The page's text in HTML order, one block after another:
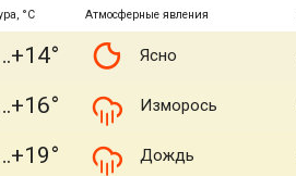
°C Атмосферные явления
+14° Ясно
+16° Изморось
+19° Дождь